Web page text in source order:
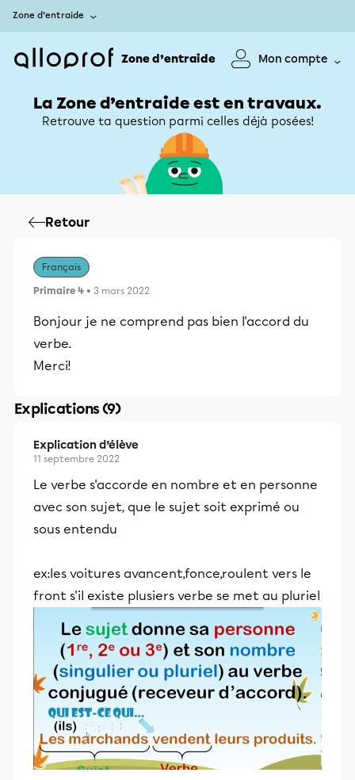
Zone d’entraide
Zone d’entraide Mon compte
La Zone d’entraide est en travaux.
Retrouve ta question parmi celles déjà posées!
Retour
Français
Primaire 4 • 3 mars 2022
Bonjour je ne comprend pas bien l'accord du
verbe.
Merci!
Explications (9)
Explication d’élève
11 septembre 2022
Le verbe s'accorde en nombre et en personne
avec son sujet, que le sujet soit exprimé ou
sous entendu
ex:les voitures avancent,fonce,roulent vers le
front s'il existe plusiers verbe se met au pluriel